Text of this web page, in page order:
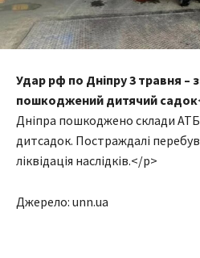
Удар рф по Дніпру 3 травня –
пошкоджений дитячий садок
Дніпра пошкоджено склади
дитсадок. Постраждалі
ліквідація наслідків.</p>
Джерело: unn.ua